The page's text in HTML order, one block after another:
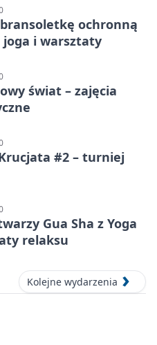
bransoletkę ochronną
joga i warsztaty
świat – zajęcia
#2 – turniej
Gua Sha z Yoga
relaksu
Kolejne wydarzenia